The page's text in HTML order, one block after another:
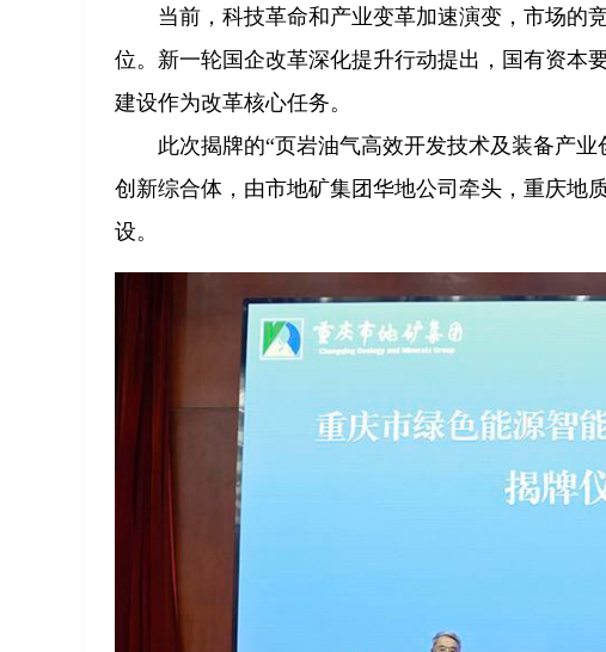
当前，科技革命和产业变革加速演变，市场的
位。新一轮国企改革深化提升行动提出，国有资本
建设作为改革核心任务。
此次揭牌的“页岩油气高效开发技术及装备产
创新综合体，由市地矿集团华地公司牵头，重庆地
设。